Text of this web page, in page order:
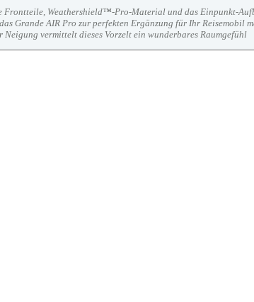
Weathershield™-Pro-Material und das Einpunkt-
Grande AIR Pro zur perfekten Ergänzung für Ihr Reisemobil
vermittelt dieses Vorzelt ein wunderbares Raumgefühl